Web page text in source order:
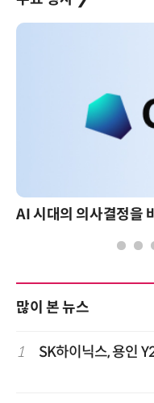
많이 본 뉴스
1 SK하이닉스, 용인